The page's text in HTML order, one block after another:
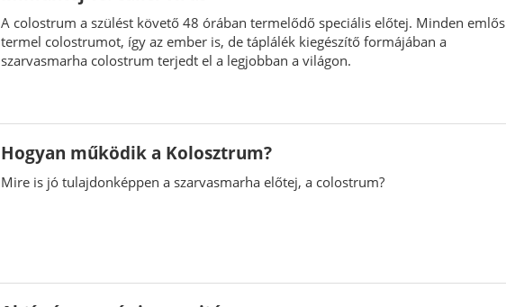
A colostrum a szülést követő 48 órában termelődő speciális előtej. Minden emlős
termel colostrumot, így az ember is, de táplálék kiegészítő formájában a
szarvasmarha colostrum terjedt el a legjobban a világon.
Hogyan működik a Kolosztrum?
Mire is jó tulajdonképpen a szarvasmarha előtej, a colostrum?